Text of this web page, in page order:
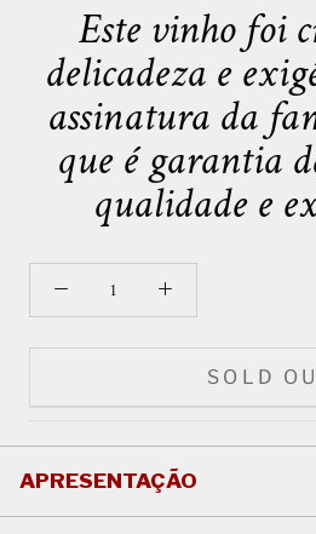
Este vinho foi
delicadeza e
assinatura da
que é garantia
qualidade e
SOLD
APRESENTAÇÃO